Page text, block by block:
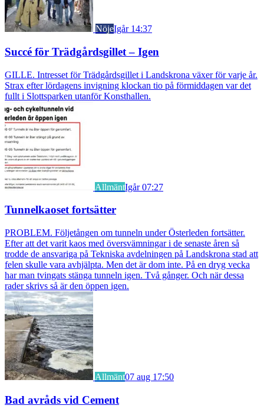
NöjeIgår 14:37
Succé för Trädgårdsgillet – Igen
GILLE. Intresset för Trädgårdsgillet i Landskrona växer för varje år.
Strax efter lördagens invigning klockan tio på förmiddagen var det
fullt i Slottsparken utanför Konsthallen.
AllmäntIgår 07:27
Tunnelkaoset fortsätter
PROBLEM. Följetången om tunneln under Österleden fortsätter.
Efter att det varit kaos med översvämningar i de senaste åren så
trodde de ansvariga på Tekniska avdelningen på Landskrona stad att
felen skulle vara avhjälpta. Men det är dom inte. På en dryg vecka
har man tvingats stänga tunneln igen. Två gånger. Och när dessa
rader skrivs så är den öppen igen.
Allmänt07 aug 17:50
Bad avråds vid Cement